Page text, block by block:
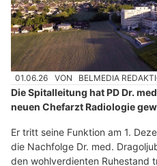
01.06.26 VON BELMEDIA
Die Spitalleitung hat PD Dr.
neuen Chefarzt Radiologie
Er tritt seine Funktion am 1.
die Nachfolge Dr. med.
den wohlverdienten Ruhestand